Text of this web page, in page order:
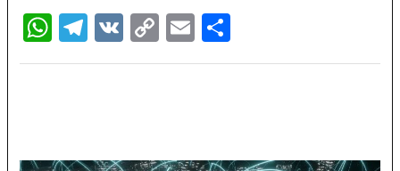
WhatsApp
Telegram
VKCopy
Link
Email